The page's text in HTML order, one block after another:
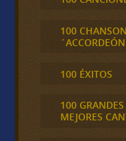
100
´ACCORDEÓN
100 ÉXITOS
100
MEJORES